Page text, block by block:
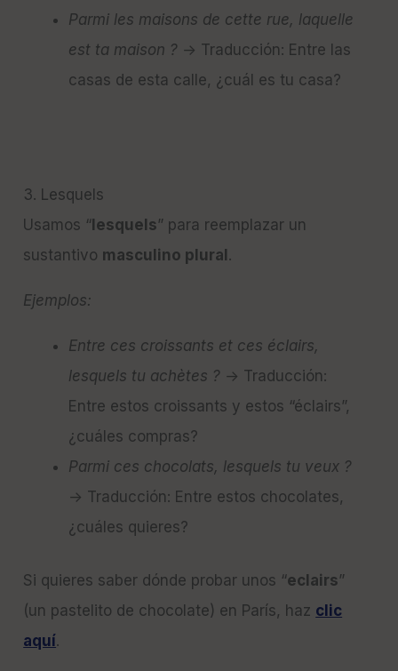
Parmi les maisons de cette rue, laquelle
est ta maison ? → Traducción: Entre las
casas de esta calle, ¿cuál es tu casa?
3. Lesquels
Usamos “ lesquels” para reemplazar un
sustantivo masculino plural .
Ejemplos:
Entre ces croissants et ces éclairs,
lesquels tu achètes ? → Traducción:
Entre estos croissants y estos “éclairs”,
¿cuáles compras?
Parmi ces chocolats, lesquels tu veux ?
→ Traducción: Entre estos chocolates,
¿cuáles quieres?
Si quieres saber dónde probar unos “eclairs”
(un pastelito de chocolate) en París, haz clic
aquí.